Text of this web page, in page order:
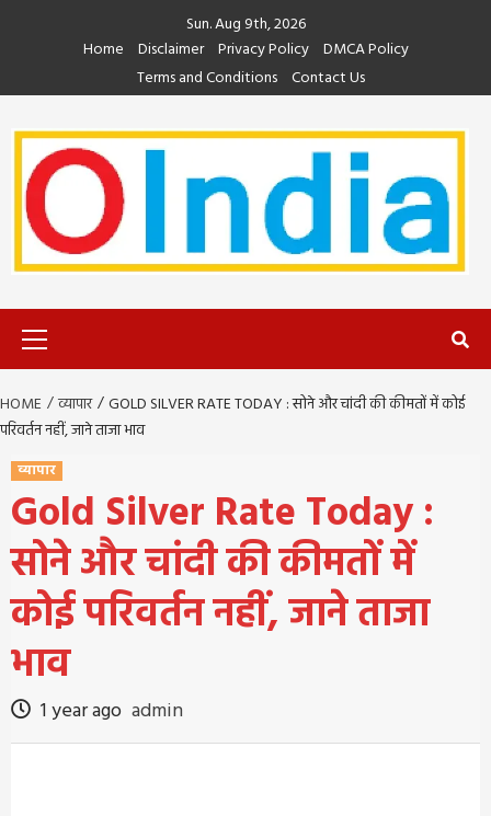
Sun. Aug 9th, 2026
Home
Disclaimer Privacy Policy DMCA Policy
Terms and Conditions Contact Us
HOME व्यापार
GOLD SILVER RATE TODAY : सोने और चांदी की कीमतों में कोई
परिवर्तन नहीं, जाने ताजा भाव
व्यापार
Gold Silver Rate Today :
सोने और चांदी की कीमतों में
कोई परिवर्तन नहीं, जाने ताजा
भाव
1 year ago admin